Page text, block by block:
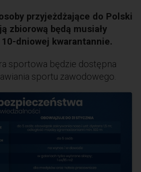
przyjeżdżające do Polski
zbiorową będą musiały
dniowej kwarantannie.
sportowa będzie dostępna
sportu zawodowego.